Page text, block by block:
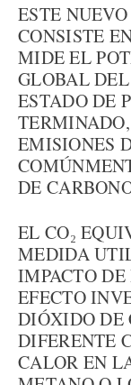
ESTE
CONSISTE
MIDE EL
GLOBAL
ESTADO DE
EMISIONES
DE
EL CO₂
MEDIDA
IMPACTO DE
EFECTO
DIÓXIDO DE
DIFERENTE
CALOR EN